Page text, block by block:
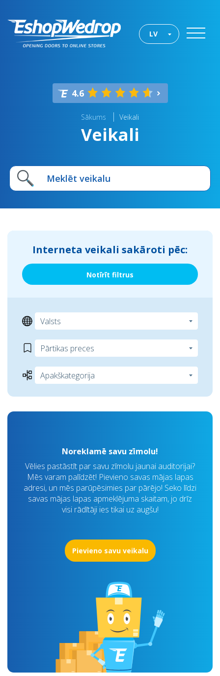
LV
4.6
Sākums Veikali
Veikali
Interneta veikali sakāroti pēc:
Notīrīt filtrus
Noreklamē savu zīmolu!
Vēlies pastāstīt par savu zīmolu jaunai auditorijai?
Mēs varam palīdzēt! Pievieno savas mājas lapas
adresi, un mēs parūpēsimies par pārējo! Seko līdzi
savas mājas lapas apmeklējuma skaitam, jo drīz
visi rādītāji ies tikai uz augšu!
Pievieno savu veikalu